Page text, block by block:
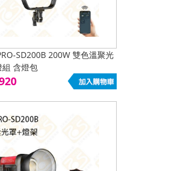
SD200B 200W 雙色溫聚光
組 含燈包